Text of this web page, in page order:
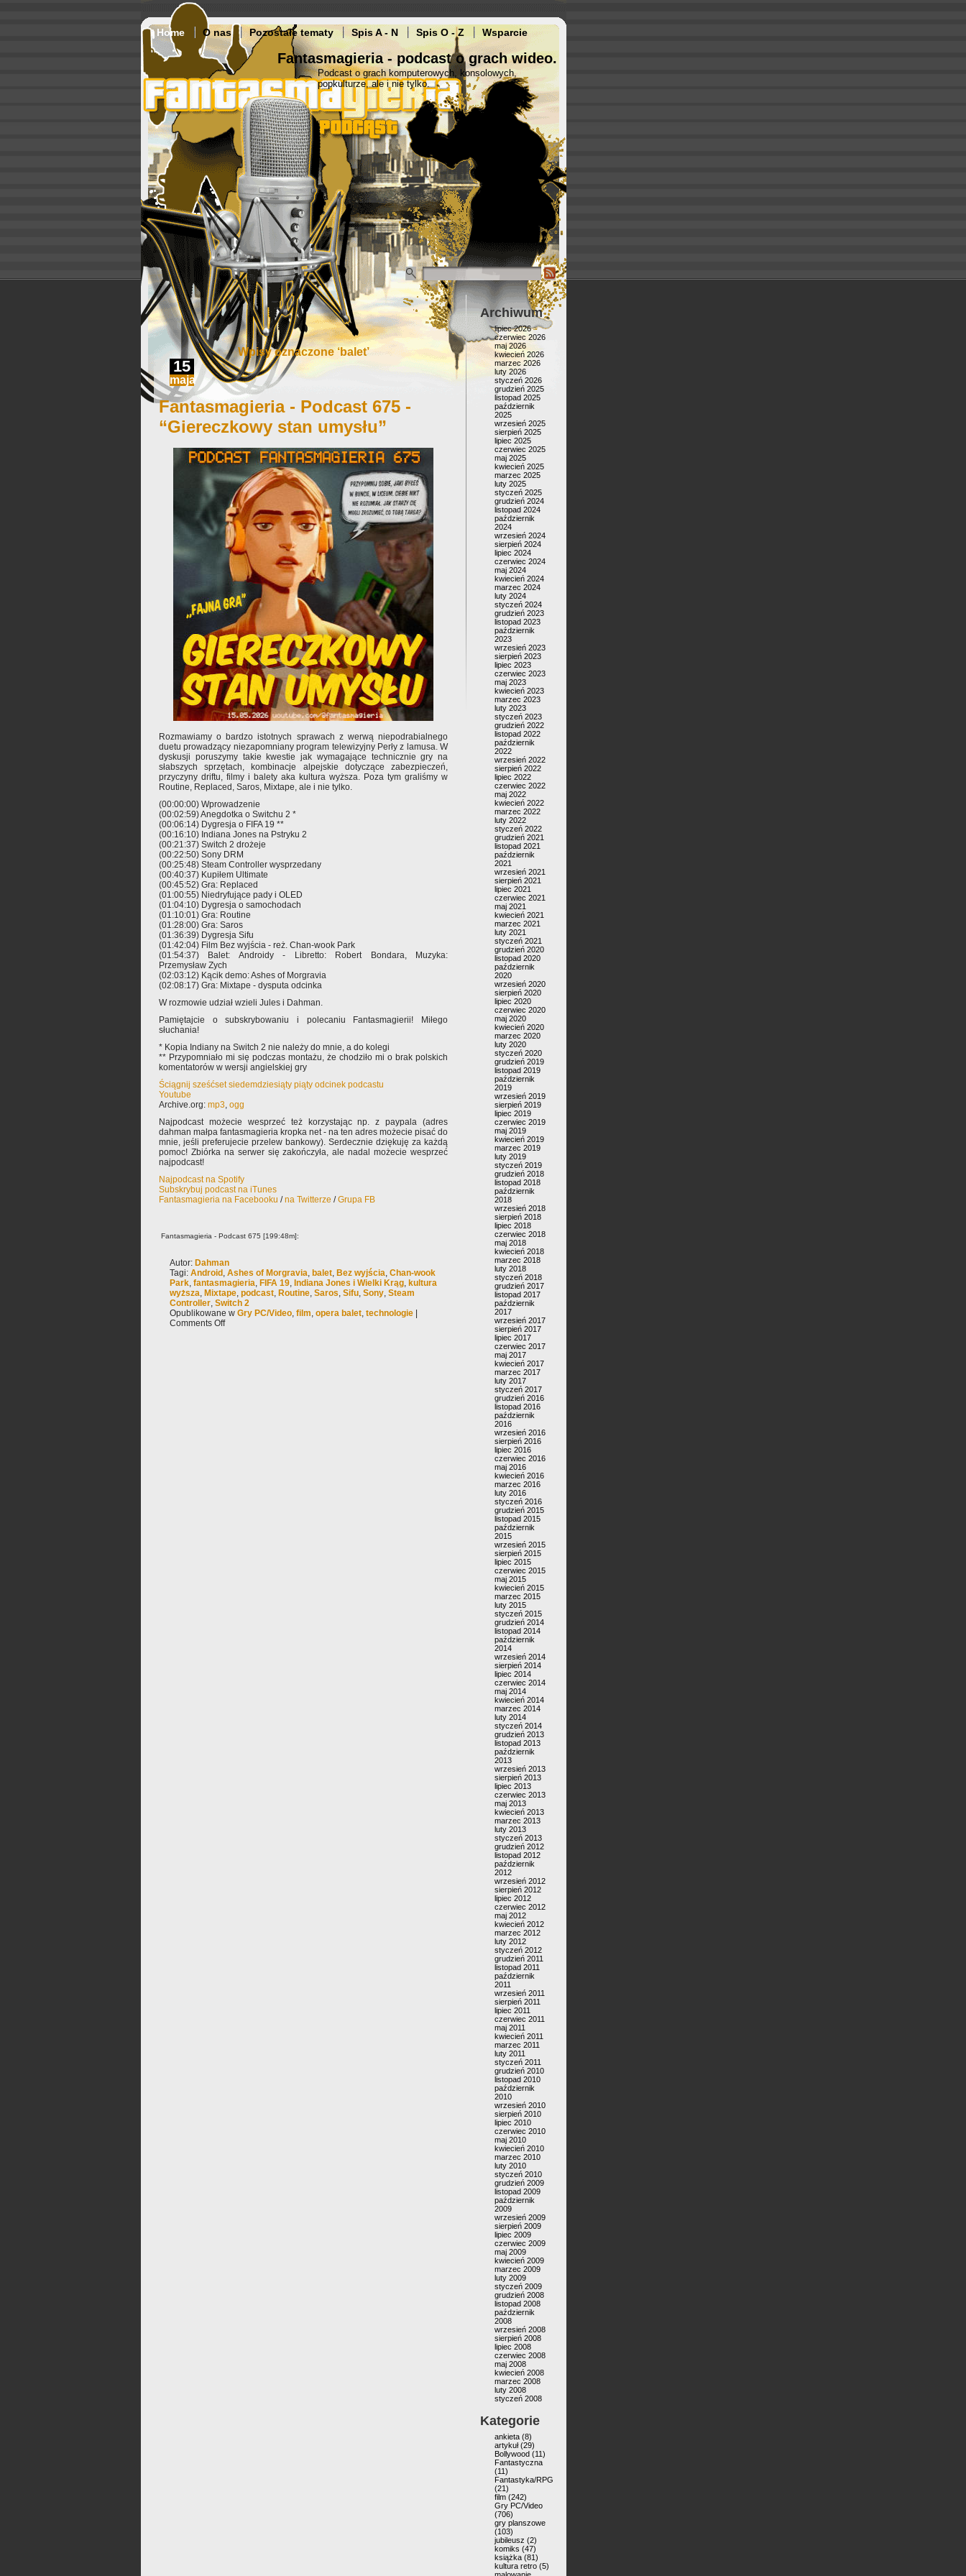
Home O nas Pozostałe tematy Spis A - N Spis O - Z Wsparcie
Fantasmagieria - podcast o grach wideo.
Podcast o grach komputerowych, konsolowych,
popkulturze, ale i nie tylko.
Wpisy oznaczone ‘balet’
15
maja
Fantasmagieria - Podcast 675 -
“Giereczkowy stan umysłu”
Rozmawiamy o bardzo istotnych sprawach z werwą niepodrabialnego
duetu prowadzący niezapomniany program telewizyjny Perły z lamusa. W
dyskusji poruszymy takie kwestie jak wymagające technicznie gry na
słabszych sprzętach, kombinacje alpejskie dotyczące zabezpieczeń,
przyczyny driftu, filmy i balety aka kultura wyższa. Poza tym graliśmy w
Routine, Replaced, Saros, Mixtape, ale i nie tylko.
(00:00:00) Wprowadzenie
(00:02:59) Anegdotka o Switchu 2 *
(00:06:14) Dygresja o FIFA 19 **
(00:16:10) Indiana Jones na Pstryku 2
(00:21:37) Switch 2 drożeje
(00:22:50) Sony DRM
(00:25:48) Steam Controller wysprzedany
(00:40:37) Kupiłem Ultimate
(00:45:52) Gra: Replaced
(01:00:55) Niedryfujące pady i OLED
(01:04:10) Dygresja o samochodach
(01:10:01) Gra: Routine
(01:28:00) Gra: Saros
(01:36:39) Dygresja Sifu
(01:42:04) Film Bez wyjścia - reż. Chan-wook Park
(01:54:37) Balet: Androidy - Libretto: Robert Bondara, Muzyka:
Przemysław Zych
(02:03:12) Kącik demo: Ashes of Morgravia
(02:08:17) Gra: Mixtape - dysputa odcinka
W rozmowie udział wzieli Jules i Dahman.
Pamiętajcie o subskrybowaniu i polecaniu Fantasmagierii! Miłego
słuchania!
* Kopia Indiany na Switch 2 nie należy do mnie, a do kolegi
** Przypomniało mi się podczas montażu, że chodziło mi o brak polskich
komentatorów w wersji angielskiej gry
Ściągnij sześćset siedemdziesiąty piąty odcinek podcastu
Youtube
Archive.org: mp3, ogg
Najpodcast możecie wesprzeć też korzystając np. z paypala (adres
dahman małpa fantasmagieria kropka net - na ten adres możecie pisać do
mnie, jeśli preferujecie przelew bankowy). Serdecznie dziękuję za każdą
pomoc! Zbiórka na serwer się zakończyła, ale nadal możecie wesprzeć
najpodcast!
Najpodcast na Spotify
Subskrybuj podcast na iTunes
Fantasmagieria na Facebooku /na Twitterze /Grupa FB
Fantasmagieria - Podcast 675 [199:48m]:
Autor: Dahman
Tagi: Android , Ashes of Morgravia, balet, Bez wyjścia, Chan-wook
Park, fantasmagieria, FIFA 19, Indiana Jones i Wielki Krąg, kultura
wyższa, Mixtape, podcast, Routine, Saros, Sifu, Sony, Steam
Controller, Switch 2
Opublikowane w Gry PC/Video, film, opera balet, technologie
Comments Off
Archiwum
lipiec 2026
czerwiec 2026
maj 2026
kwiecień 2026
marzec 2026
luty 2026
styczeń 2026
grudzień 2025
listopad 2025
październik
2025
wrzesień 2025
sierpień 2025
lipiec 2025
czerwiec 2025
maj 2025
kwiecień 2025
marzec 2025
luty 2025
styczeń 2025
grudzień 2024
listopad 2024
październik
2024
wrzesień 2024
sierpień 2024
lipiec 2024
czerwiec 2024
maj 2024
kwiecień 2024
marzec 2024
luty 2024
styczeń 2024
grudzień 2023
listopad 2023
październik
2023
wrzesień 2023
sierpień 2023
lipiec 2023
czerwiec 2023
maj 2023
kwiecień 2023
marzec 2023
luty 2023
styczeń 2023
grudzień 2022
listopad 2022
październik
2022
wrzesień 2022
sierpień 2022
lipiec 2022
czerwiec 2022
maj 2022
kwiecień 2022
marzec 2022
luty 2022
styczeń 2022
grudzień 2021
listopad 2021
październik
2021
wrzesień 2021
sierpień 2021
lipiec 2021
czerwiec 2021
maj 2021
kwiecień 2021
marzec 2021
luty 2021
styczeń 2021
grudzień 2020
listopad 2020
październik
2020
wrzesień 2020
sierpień 2020
lipiec 2020
czerwiec 2020
maj 2020
kwiecień 2020
marzec 2020
luty 2020
styczeń 2020
grudzień 2019
listopad 2019
październik
2019
wrzesień 2019
sierpień 2019
lipiec 2019
czerwiec 2019
maj 2019
kwiecień 2019
marzec 2019
luty 2019
styczeń 2019
grudzień 2018
listopad 2018
październik
2018
wrzesień 2018
sierpień 2018
lipiec 2018
czerwiec 2018
maj 2018
kwiecień 2018
marzec 2018
luty 2018
styczeń 2018
grudzień 2017
listopad 2017
październik
2017
wrzesień 2017
sierpień 2017
lipiec 2017
czerwiec 2017
maj 2017
kwiecień 2017
marzec 2017
luty 2017
styczeń 2017
grudzień 2016
listopad 2016
październik
2016
wrzesień 2016
sierpień 2016
lipiec 2016
czerwiec 2016
maj 2016
kwiecień 2016
marzec 2016
luty 2016
styczeń 2016
grudzień 2015
listopad 2015
październik
2015
wrzesień 2015
sierpień 2015
lipiec 2015
czerwiec 2015
maj 2015
kwiecień 2015
marzec 2015
luty 2015
styczeń 2015
grudzień 2014
listopad 2014
październik
2014
wrzesień 2014
sierpień 2014
lipiec 2014
czerwiec 2014
maj 2014
kwiecień 2014
marzec 2014
luty 2014
styczeń 2014
grudzień 2013
listopad 2013
październik
2013
wrzesień 2013
sierpień 2013
lipiec 2013
czerwiec 2013
maj 2013
kwiecień 2013
marzec 2013
luty 2013
styczeń 2013
grudzień 2012
listopad 2012
październik
2012
wrzesień 2012
sierpień 2012
lipiec 2012
czerwiec 2012
maj 2012
kwiecień 2012
marzec 2012
luty 2012
styczeń 2012
grudzień 2011
listopad 2011
październik
2011
wrzesień 2011
sierpień 2011
lipiec 2011
czerwiec 2011
maj 2011
kwiecień 2011
marzec 2011
luty 2011
styczeń 2011
grudzień 2010
listopad 2010
październik
2010
wrzesień 2010
sierpień 2010
lipiec 2010
czerwiec 2010
maj 2010
kwiecień 2010
marzec 2010
luty 2010
styczeń 2010
grudzień 2009
listopad 2009
październik
2009
wrzesień 2009
sierpień 2009
lipiec 2009
czerwiec 2009
maj 2009
kwiecień 2009
marzec 2009
luty 2009
styczeń 2009
grudzień 2008
listopad 2008
październik
2008
wrzesień 2008
sierpień 2008
lipiec 2008
czerwiec 2008
maj 2008
kwiecień 2008
marzec 2008
luty 2008
styczeń 2008
Kategorie
ankieta (8)
artykuł(29)
Bollywood (11)
Fantastyczna
(11)
Fantastyka/RPG
(21)
film (242)
Gry PC/Video
(706)
gry planszowe
(103)
jubileusz (2)
komiks (47)
książka (81)
kultura retro (5)